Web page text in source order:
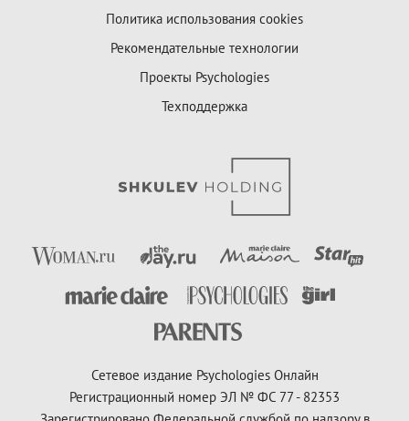
Политика использования cookies
Рекомендательные технологии
Проекты Psychologies
Техподдержка
Сетевое издание Psychologies Онлайн
Регистрационный номер ЭЛ № ФС 77 - 82353